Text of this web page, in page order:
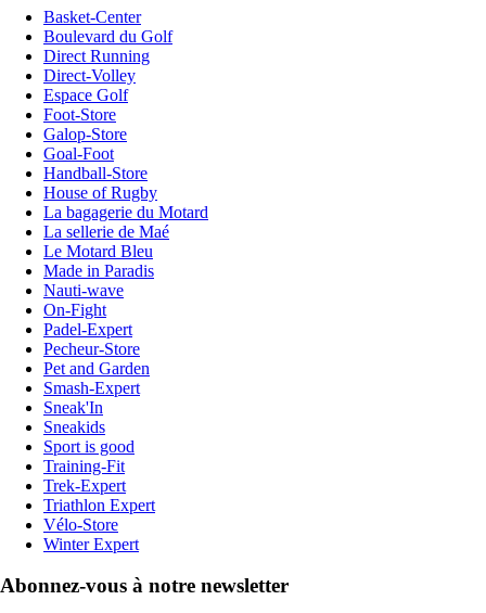
Basket-Center
Boulevard du Golf
Direct Running
Direct-Volley
Espace Golf
Foot-Store
Galop-Store
Goal-Foot
Handball-Store
House of Rugby
La bagagerie du Motard
La sellerie de Maé
Le Motard Bleu
Made in Paradis
Nauti-wave
On-Fight
Padel-Expert
Pecheur-Store
Pet and Garden
Smash-Expert
Sneak'In
Sneakids
Sport is good
Training-Fit
Trek-Expert
Triathlon Expert
Vélo-Store
Winter Expert
Abonnez-vous à notre newsletter